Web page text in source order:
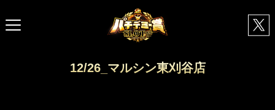
12/26_マルシン東刈谷店